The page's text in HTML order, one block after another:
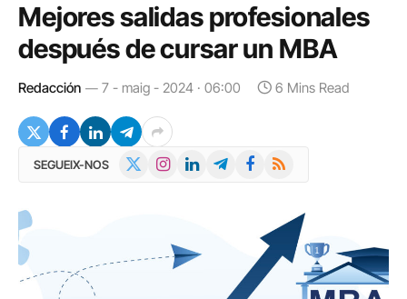
Mejores salidas profesionales
después de cursar un MBA
Redacción 7 - maig - 2024 · 06:00 6 Mins Read
SEGUEIX-NOS InstagramLinkedInTelegramFacebook
RSS